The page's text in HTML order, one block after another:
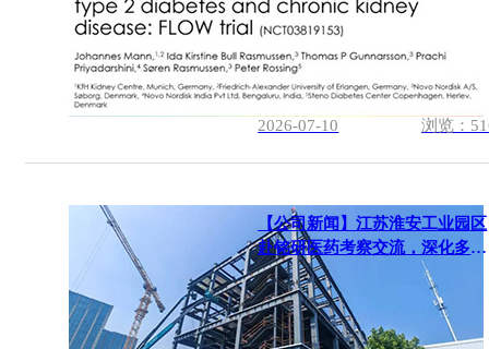
2026-07-10 浏览：
【公司新闻】江苏淮安工业园区
赴铭研医药考察交流，深化多肽
原料药项目对接